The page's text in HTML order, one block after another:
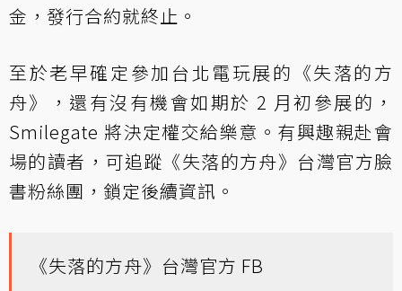
金，發行合約就終止。
至於老早確定參加台北電玩展的《失落的方
舟》，還有沒有機會如期於 2 月初參展的，
Smilegate 將決定權交給樂意。有興趣親赴會
場的讀者，可追蹤《失落的方舟》台灣官方臉
書粉絲團，鎖定後續資訊。
《失落的方舟》台灣官方 FB